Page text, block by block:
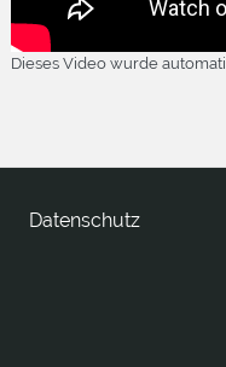
Dieses Video wurde
Datenschutz